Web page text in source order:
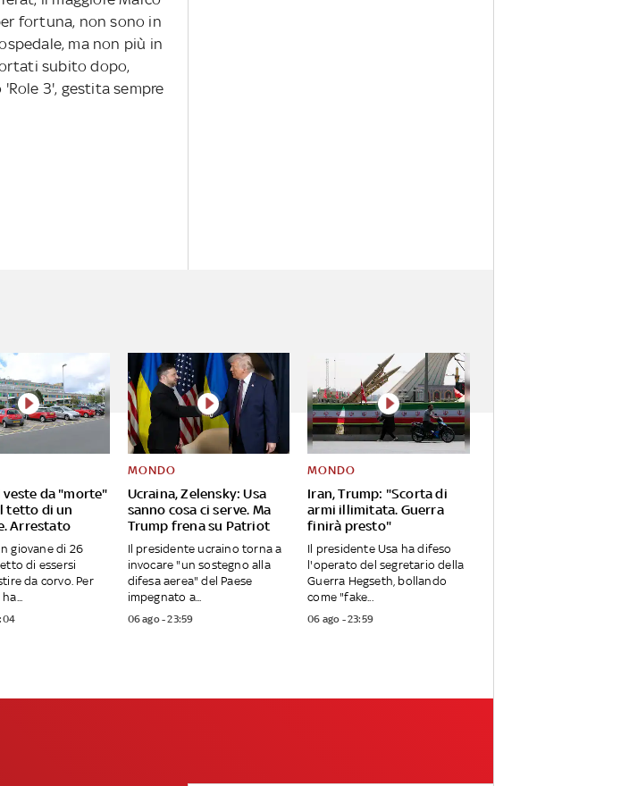
fortuna, non sono in
ma non più in
subito dopo,
3', gestita sempre
veste da "morte"
tetto di un
Arrestato
giovane di 26
di essersi
da corvo. Per
Ucraina, Zelensky: Usa
sanno cosa ci serve. Ma
Trump frena su Patriot
MONDO
Il presidente ucraino torna a
invocare "un sostegno alla
difesa aerea" del Paese
impegnato a...
06 ago - 23:59
Iran, Trump: "Scorta di
armi illimitata. Guerra
finirà presto"
MONDO
Il presidente Usa ha difeso
l'operato del segretario della
Guerra Hegseth, bollando
come "fake...
06 ago - 23:59